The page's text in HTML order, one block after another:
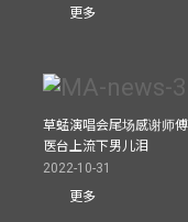
更多
草蜢演唱会尾场感谢师
医台上流下男儿泪
2022-10-31
更多